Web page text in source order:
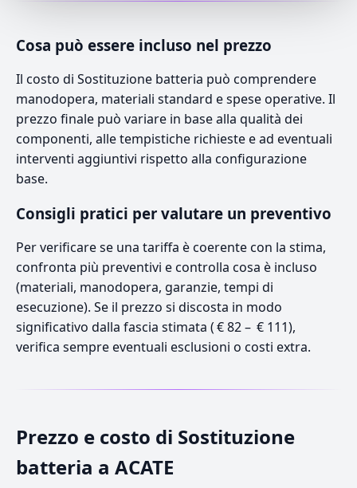
Cosa può essere incluso nel prezzo
Il costo di Sostituzione batteria può comprendere
manodopera, materiali standard e spese operative. Il
prezzo finale può variare in base alla qualità dei
componenti, alle tempistiche richieste e ad eventuali
interventi aggiuntivi rispetto alla configurazione
base.
Consigli pratici per valutare un preventivo
Per verificare se una tariffa è coerente con la stima,
confronta più preventivi e controlla cosa è incluso
(materiali, manodopera, garanzie, tempi di
esecuzione). Se il prezzo si discosta in modo
significativo dalla fascia stimata ( € 82 – € 111),
verifica sempre eventuali esclusioni o costi extra.
Prezzo e costo di Sostituzione
batteria a ACATE